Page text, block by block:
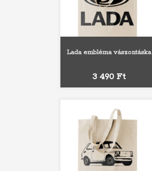
Lada embléma vászontáska
Ár
3 490 Ft